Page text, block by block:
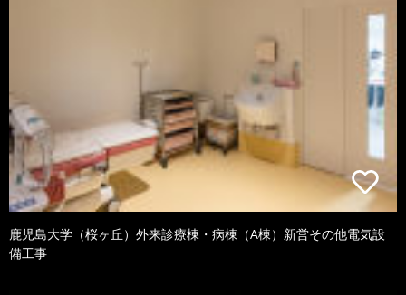
鹿児島大学（桜ヶ丘）外来診療棟・病棟（A棟）新営その他電気設
備工事